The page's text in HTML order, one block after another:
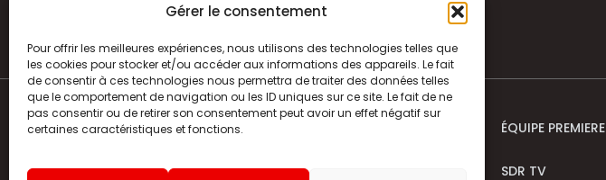
Gérer le consentement
Pour offrir les meilleures expériences, nous utilisons des technologies telles que
les cookies pour stocker et/ou accéder aux informations des appareils. Le fait
de consentir à ces technologies nous permettra de traiter des données telles
que le comportement de navigation ou les ID uniques sur ce site. Le fait de ne
pas consentir ou de retirer son consentement peut avoir un effet négatif sur
certaines caractéristiques et fonctions.
HISTOIRE
ÉQUIPE PREMIERE
SDR TV